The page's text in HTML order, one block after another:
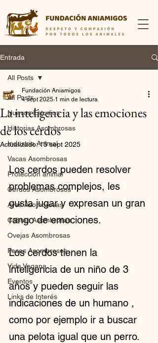
Entrada
All Posts
Nuevos Estudios
Historias Asombrosas
Industria Animal
Vacas Asombrosas
Protección animal
Cerdos Asombrosos
Aves Asombrosas
Cabras Asombrosas
Ovejas Asombrosas
Peces Asombrosos
Vida Vegana
Eventos
Links de Interés
All Posts
La inteligencia y las emociones
de los cerdos
Fundación Aniamigos
4 sept 2025 1 min de lectura
Actualizado:15 sept 2025
Los cerdos pueden resolver
problemas complejos, les
gusta jugar y expresan un gran
rango de emociones.
Los cerdos tienen la
inteligencia de un niño de 3
años y pueden seguir las
indicaciones de un humano ,
como por ejemplo ir a buscar
una pelota igual que un perro.